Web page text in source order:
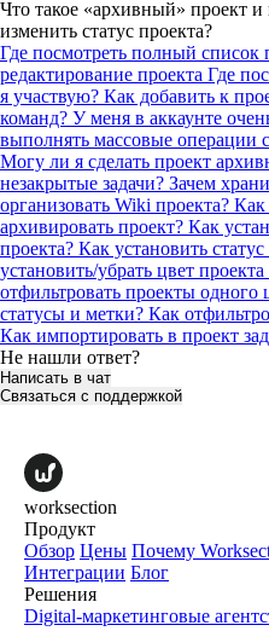
Что такое «архивный» проект
изменить статус проекта?
Где посмотреть полный список
редактирование проекта Где
я участвую? Как добавить к
команд? У меня в аккаунте
выполнять массовые операции
Могу ли я сделать проект
незакрытые задачи? Зачем
организовать Wiki проекта? Как
архивировать проект? Как
проекта? Как установить
установить/убрать цвет
отфильтровать проекты одного
статусы и метки? Как
Как импортировать в проект
Не нашли ответ?
Написать в чат
Связаться с поддержкой
worksection
Продукт
Обзор Цены Почему
Интеграции Блог
Решения
Digital-маркетинговые